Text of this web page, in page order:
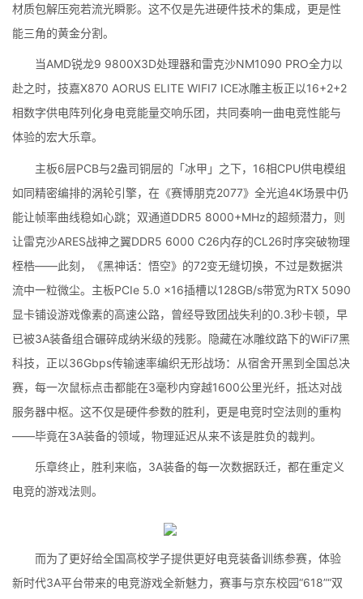
材质包解压宛若流光瞬影。这不仅是先进硬件技术的集成，更是性
能三角的黄金分割。
当AMD锐龙9 9800X3D处理器和雷克沙NM1090 PRO全力以
赴之时，技嘉X870 AORUS ELITE WIFI7 ICE冰雕主板正以16+2+2
相数字供电阵列化身电竞能量交响乐团，共同奏响一曲电竞性能与
体验的宏大乐章。
主板6层PCB与2盎司铜层的「冰甲」之下，16相CPU供电模组
如同精密编排的涡轮引擎，在《赛博朋克2077》全光追4K场景中仍
能让帧率曲线稳如心跳；双通道DDR5 8000+MHz的超频潜力，则
让雷克沙ARES战神之翼DDR5 6000 C26内存的CL26时序突破物理
桎梏——此刻，《黑神话：悟空》的72变无缝切换，不过是数据洪
流中一粒微尘。主板PCIe 5.0 x16插槽以128GB/s带宽为RTX 5090
显卡铺设游戏像素的高速公路，曾经导致团战失利的0.3秒卡顿，早
已被3A装备组合碾碎成纳米级的残影。隐藏在冰雕纹路下的WiFi7黑
科技，正以36Gbps传输速率编织无形战场：从宿舍开黑到全国总决
赛，每一次鼠标点击都能在3毫秒内穿越1600公里光纤，抵达对战
服务器中枢。这不仅是硬件参数的胜利，更是电竞时空法则的重构
——毕竟在3A装备的领域，物理延迟从来不该是胜负的裁判。
乐章终止，胜利来临，3A装备的每一次数据跃迁，都在重定义
电竞的游戏法则。
而为了更好给全国高校学子提供更好电竞装备训练参赛，体验
新时代3A平台带来的电竞游戏全新魅力，赛事与京东校园“618”“双